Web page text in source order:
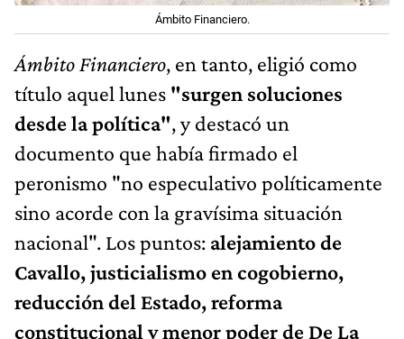
Ámbito Financiero.
Ámbito Financiero, en tanto, eligió como
título aquel lunes "surgen soluciones
desde la política", y destacó un
documento que había firmado el
peronismo "no especulativo políticamente
sino acorde con la gravísima situación
nacional". Los puntos: alejamiento de
Cavallo, justicialismo en cogobierno,
reducción del Estado, reforma
constitucional y menor poder de De La